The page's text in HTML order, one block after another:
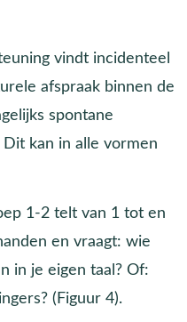
vindt incidenteel
afspraak binnen de
spontane
kan in alle vormen
1-2 telt van 1 tot en
en vraagt: wie
in je eigen taal? Of:
(Figuur 4).